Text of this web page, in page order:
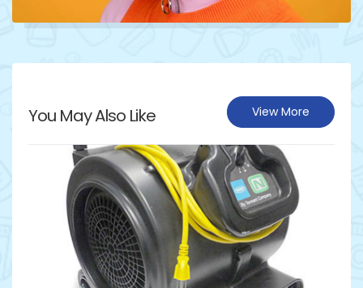
You May Also Like View More